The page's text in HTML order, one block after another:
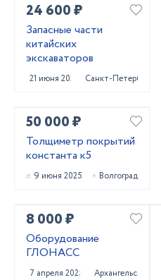
24 600 ₽
Запасные части
китайских
экскаваторов
21 июня 2025 Санкт-Петербург
50 000 ₽
Толщиметр покрытий
константа к5
9 июня 2025 Волгоград
8 000 ₽
Оборудование
ГЛОНАСС
7 апреля 2025 Архангельск